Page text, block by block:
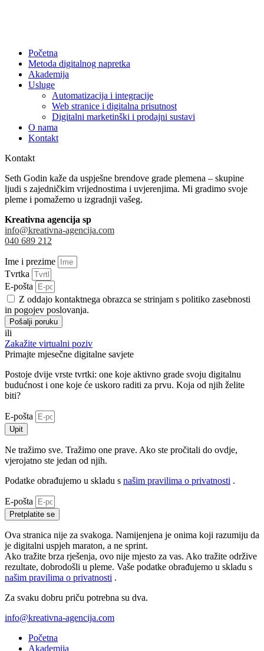
Početna
Metoda digitalnog napretka
Akademija
Usluge
Automatizacija i integracije
Web stranice i digitalna prisutnost
Digitalni marketinški i prodajni sustavi
O nama
Kontakt
Kontakt
Seth Godin kaže da uspješne brendove grade plemena – skupine
ljudi s zajedničkim vrijednostima i uvjerenjima. Mi gradimo svoje
pleme i pomažemo u izgradnji vašeg.
Kreativna agencija sp
info@kreativna-agencija.com
040 689 212
Ime i prezime
Tvrtka
E-pošta
Z oddajo kontaktnega obrazca se strinjam s politiko zasebnosti
in pogojev poslovanja.
Pošalji poruku
ili
Zakažite virtualni poziv
Primajte mjesečne digitalne savjete
Postoje dvije vrste tvrtki: one koje aktivno grade svoju digitalnu
budućnost i one koje će uskoro raditi za prvu. Koja od njih želite
biti?
E-pošta
Upit
Ne tražimo sve. Tražimo one prave. Ako ste pročitali do ovdje,
vjerojatno ste jedan od njih.
Podatke obrađujemo u skladu s našim pravilima o privatnosti .
E-pošta
Pretplatite se
Ova stranica nije za svakoga. Namijenjena je onima koji razumiju da
je digitalni uspjeh maraton, a ne sprint.
Ako tražite brza rješenja, ovo nije mjesto za vas. Ako tražite održive
rezultate, dobrodošli u pleme. Vaše podatke obrađujemo u skladu s
našim pravilima o privatnosti .
Za svaku dobru priču potrebna su dva.
info@kreativna-agencija.com
Početna
Akademija